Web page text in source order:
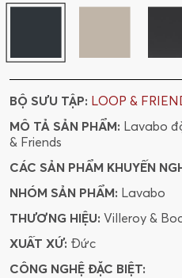
BỘ SƯU TẬP: LOOP &
MÔ TẢ SẢN PHẨM: Lavabo
& Friends
CÁC SẢN PHẨM KHUYẾN
NHÓM SẢN PHẨM: Lavabo
THƯƠNG HIỆU: Villeroy &
XUẤT XỨ: Đức
CÔNG NGHỆ ĐẶC BIỆT: